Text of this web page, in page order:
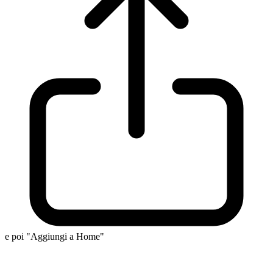
e poi "Aggiungi a Home"